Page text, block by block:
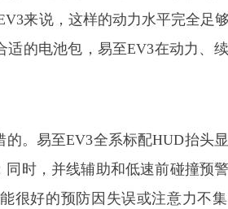
来说，这样的动力水平完全足
的电池包，易至EV3在动力、
。易至EV3全系标配HUD抬头
时，并线辅助和低速前碰撞预
很好的预防因失误或注意力不